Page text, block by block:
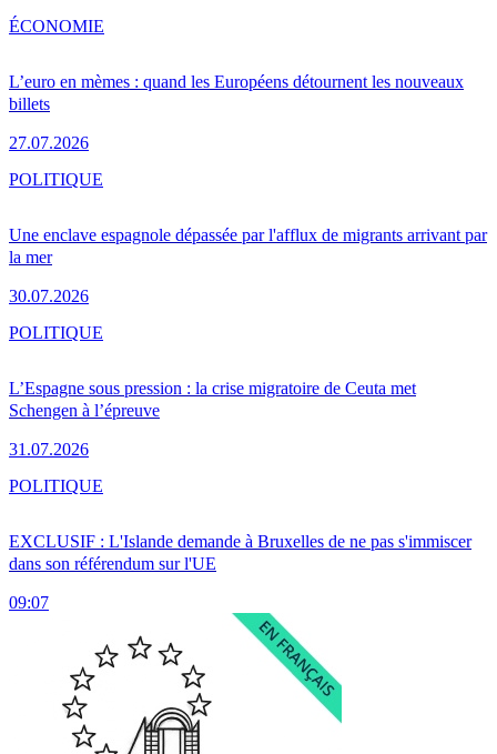
L’euro en mèmes : quand les Européens détournent les nouveaux
billets
27.07.2026
ÉCONOMIE
Une enclave espagnole dépassée par l'afflux de migrants arrivant par
la mer
30.07.2026
POLITIQUE
L’Espagne sous pression : la crise migratoire de Ceuta met
Schengen à l’épreuve
31.07.2026
POLITIQUE
EXCLUSIF : L'Islande demande à Bruxelles de ne pas s'immiscer
dans son référendum sur l'UE
09:07
POLITIQUE